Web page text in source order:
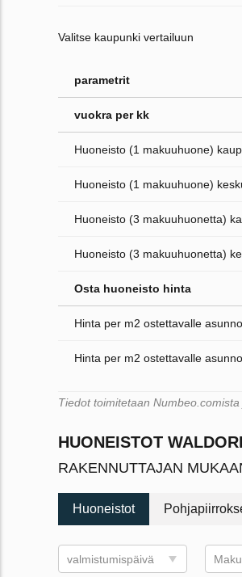
Valitse kaupunki vertailuun
parametrit
vuokra per kk
Huoneisto (1 makuuhuone)
Huoneisto (1 makuuhuone)
Huoneisto (3 makuuhuonetta)
Huoneisto (3 makuuhuonetta)
Osta huoneisto hinta
Hinta per m2 ostettavalle
Hinta per m2 ostettavalle
Tiedot toimitetaan
HUONEISTOT
RAKENNUTTAJAN
Huoneistot
valmistumispäivä